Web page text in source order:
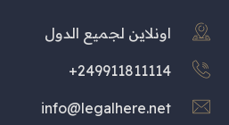
اونلاين لجميع الدول
249911811114+
info@legalhere.net